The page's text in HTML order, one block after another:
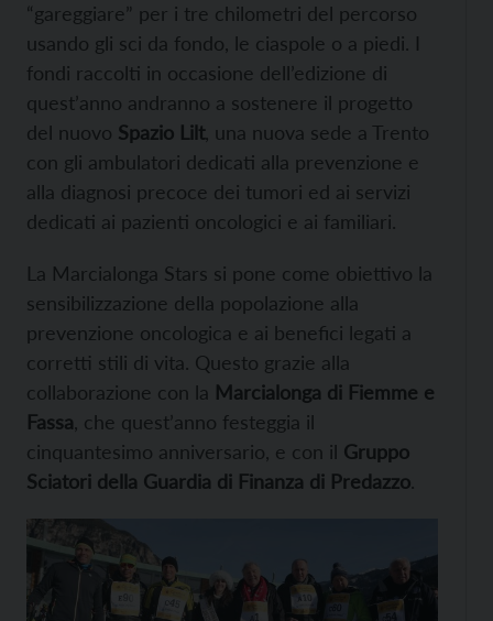
“gareggiare” per i tre chilometri del percorso
usando gli sci da fondo, le ciaspole o a piedi. I
fondi raccolti in occasione dell’edizione di
quest’anno andranno a sostenere il progetto
del nuovo Spazio Lilt, una nuova sede a Trento
con gli ambulatori dedicati alla prevenzione e
alla diagnosi precoce dei tumori ed ai servizi
dedicati ai pazienti oncologici e ai familiari.
La Marcialonga Stars si pone come obiettivo la
sensibilizzazione della popolazione alla
prevenzione oncologica e ai benefici legati a
corretti stili di vita. Questo grazie alla
collaborazione con la Marcialonga di Fiemme e
Fassa , che quest’anno festeggia il
cinquantesimo anniversario, e con il Gruppo
Sciatori della Guardia di Finanza di Predazzo.